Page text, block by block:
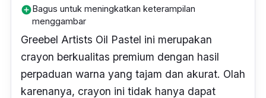
add_circleBagus untuk meningkatkan keterampilan
menggambar
Greebel Artists Oil Pastel ini merupakan
crayon berkualitas premium dengan hasil
perpaduan warna yang tajam dan akurat. Olah
karenanya, crayon ini tidak hanya dapat